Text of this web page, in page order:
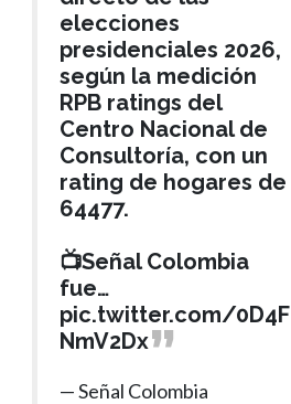
elecciones
presidenciales 2026,
según la medición
RPB ratings del
Centro Nacional de
Consultoría, con un
rating de hogares de
64477.
📺Señal Colombia
fue…
pic.twitter.com/0D4F
NmV2Dx
— Señal Colombia